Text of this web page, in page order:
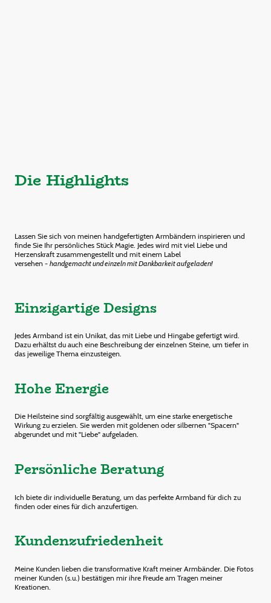
Die Highlights
Lassen Sie sich von meinen handgefertigten Armbändern inspirieren und
finde Sie Ihr persönliches Stück Magie. Jedes wird mit viel Liebe und
Herzenskraft zusammengestellt und mit einem Label
versehen - handgemacht und einzeln mit Dankbarkeit aufgeladen!
Einzigartige Designs
Jedes Armband ist ein Unikat, das mit Liebe und Hingabe gefertigt wird.
Dazu erhältst du auch eine Beschreibung der einzelnen Steine, um tiefer in
das jeweilige Thema einzusteigen.
Hohe Energie
Die Heilsteine sind sorgfältig ausgewählt, um eine starke energetische
Wirkung zu erzielen. Sie werden mit goldenen oder silbernen "Spacern"
abgerundet und mit "Liebe" aufgeladen.
Persönliche Beratung
Ich biete dir individuelle Beratung, um das perfekte Armband für dich zu
finden oder eines für dich anzufertigen.
Kundenzufriedenheit
Meine Kunden lieben die transformative Kraft meiner Armbänder. Die Fotos
meiner Kunden (s.u.) bestätigen mir ihre Freude am Tragen meiner
Kreationen.